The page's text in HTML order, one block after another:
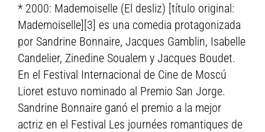
* 2000: Mademoiselle (El desliz) [título original:
Mademoiselle][3] es una comedia protagonizada
por Sandrine Bonnaire, Jacques Gamblin, Isabelle
Candelier, Zinedine Soualem y Jacques Boudet.
En el Festival Internacional de Cine de Moscú
Lioret estuvo nominado al Premio San Jorge.
Sandrine Bonnaire ganó el premio a la mejor
actriz en el Festival Les journées romantiques de